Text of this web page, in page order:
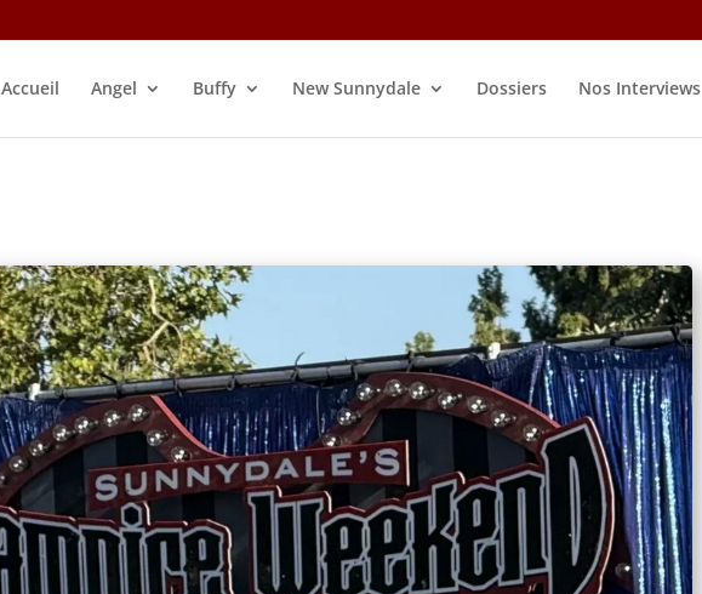
Accueil Angel Buffy New Sunnydale Dossiers Nos Interviews